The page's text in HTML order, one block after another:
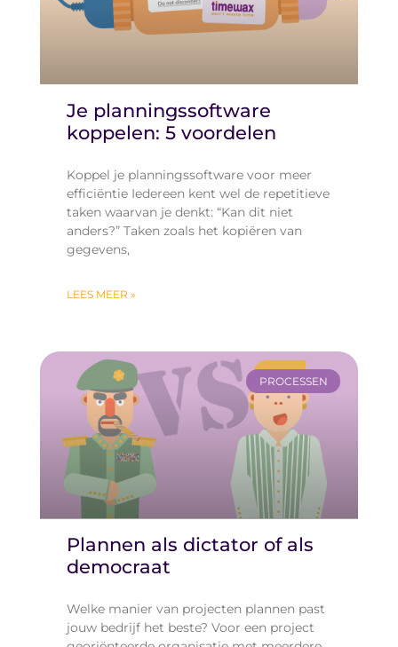
Je planningssoftware
koppelen: 5 voordelen
Koppel je planningssoftware voor meer
efficiëntie Iedereen kent wel de repetitieve
taken waarvan je denkt: “Kan dit niet
anders?” Taken zoals het kopiëren van
gegevens,
LEES MEER »
PROCESSEN
Plannen als dictator of als
democraat
Welke manier van projecten plannen past
jouw bedrijf het beste? Voor een project